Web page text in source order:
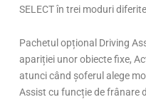
SELECT în trei moduri
Pachetul opțional Driving
apariției unor obiecte fixe,
atunci când șoferul alege
Assist cu funcție de frânare